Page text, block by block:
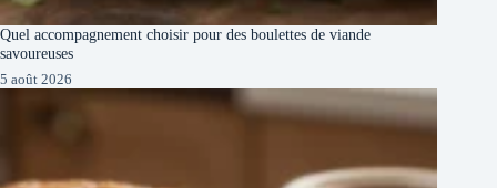
Quel accompagnement choisir pour des boulettes de viande
savoureuses
5 août 2026